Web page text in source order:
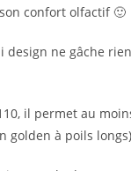
confort olfactif 🙂
design ne gâche
il permet au
golden à poils